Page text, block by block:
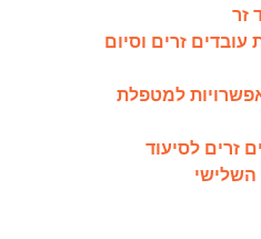
זר
עובדים זרים וסיום
למטפלת
זרים לסיעוד
השלישי